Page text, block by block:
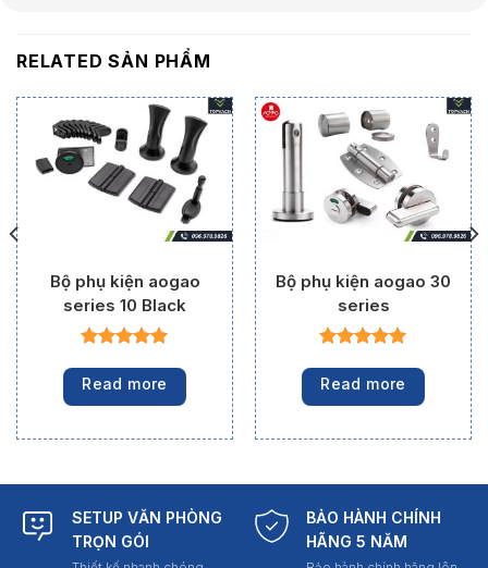
RELATED SẢN PHẨM
Bộ phụ kiện aogao
series 10 Black
Read more
Bộ phụ kiện aogao 30
series
Read more
SETUP VĂN PHÒNG
TRỌN GÓI
BẢO HÀNH CHÍNH
HÃNG 5 NĂM